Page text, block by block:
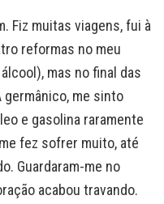
Fiz muitas viagens, fui à
reformas no meu
mas no final das
germânico, me sinto
e gasolina raramente
fez sofrer muito, até
Guardaram-me no
acabou travando.